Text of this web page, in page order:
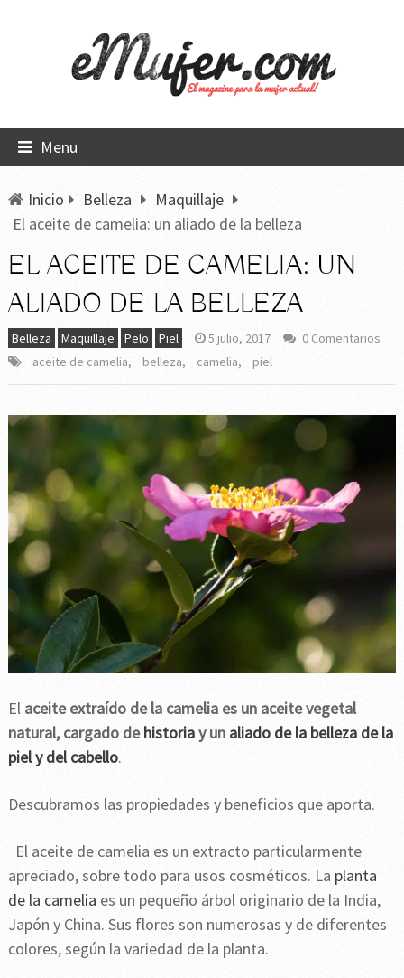
Menu
Inicio Belleza
Maquillaje
El aceite de camelia: un aliado de la belleza
EL ACEITE DE CAMELIA: UN
ALIADO DE LA BELLEZA
Belleza Maquillaje Pelo Piel 5 julio, 2017
0 Comentarios
aceite de camelia, belleza, camelia, piel
El aceite extraído de la camelia es un aceite vegetal
natural, cargado dehistoriay un aliado de la belleza de la
piel y del cabello.
Descubramos las propiedades y beneficios que aporta.
El aceite de camelia es un extracto particularmente
apreciado, sobre todo para usos cosméticos. La planta
de la camelia es un pequeño árbol originario de la India,
Japón y China. Sus flores son numerosas y de diferentes
colores, según la variedad de la planta.